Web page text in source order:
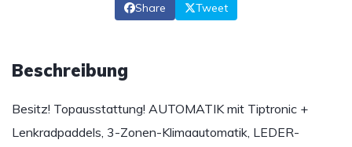
Share Tweet
Beschreibung
Besitz! Topausstattung! AUTOMATIK mit Tiptronic +
Lenkradpaddels, 3-Zonen-Klimaautomatik, LEDER-